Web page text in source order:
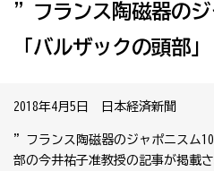
”フランス陶磁器の
「バルザックの頭部」
2018年4月5日 日本経済新聞
”フランス陶磁器のジャポニスム
部の今井祐子准教授の記事が掲載さ